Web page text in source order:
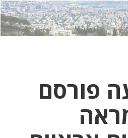
לחץ
כאן
לחץ
כדי
פורסם